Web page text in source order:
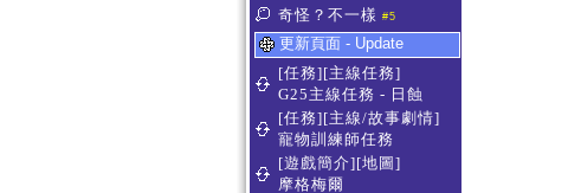
奇怪？不一樣 #5
更新頁面 - Update
[任務][主線任務]
G25主線任務 - 日蝕
[任務][主線/故事劇情]
寵物訓練師任務
[遊戲簡介][地圖]
摩格梅爾